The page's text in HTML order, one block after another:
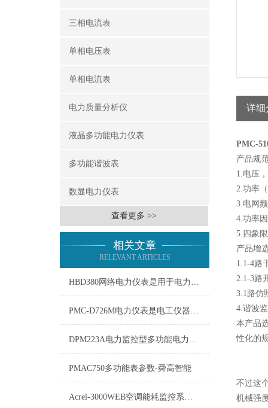
三相电流表
单相电压表
单相电流表
电力质量分析仪
液晶多功能电力仪表
多功能谐波表
数显电力仪表
查看更多 >>
相关文章
RELEVANT ARTICLES
HBD380网络电力仪表是用于电力系统的智能监测仪器
PMC-D726M电力仪表是电工仪器仪表的子类
DPM223A电力监控型多功能电力监测仪表
PMAC750多功能表参数-舜高智能
Acrel-3000WEB空调能耗监控系统：高效节能的绿色守护者
详细
PMC-
产品规
1.电压
2.功率
3.电网
4.功率
5.四象
产品增
1.1-4路
2.1-3路
3.1路仿
4.谐波
本产品
性化的
不过这
机械强